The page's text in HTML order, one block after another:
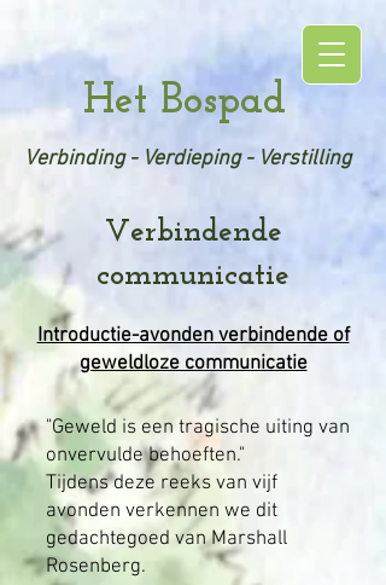
Het Bospad
Verbinding - Verdieping - Verstilling
Verbindende
communicatie
Introductie-avonden verbindende of
geweldloze communicatie
"Geweld is een tragische uiting van
onvervulde behoeften."
Tijdens deze reeks van vijf
avonden verkennen we dit
gedachtegoed van Marshall
Rosenberg.